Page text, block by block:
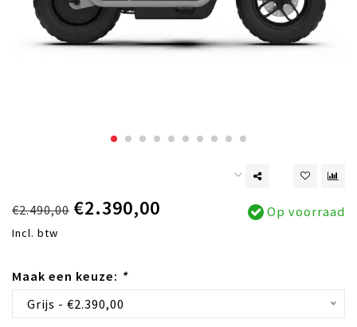
€2.490,00 €2.390,00
Incl. btw
Op voorraad
Maak een keuze: *
Grijs - €2.390,00